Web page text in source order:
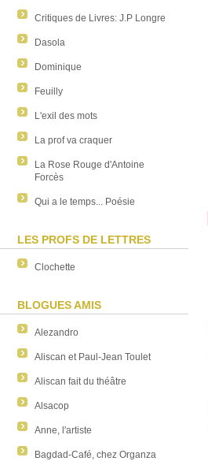
Critiques de Livres: J.P Longre
Dasola
Dominique
Feuilly
L'exil des mots
La prof va craquer
La Rose Rouge d'Antoine
Forcès
Qui a le temps... Poésie
LES PROFS DE LETTRES
Clochette
BLOGUES AMIS
Alezandro
Aliscan et Paul-Jean Toulet
Aliscan fait du théâtre
Alsacop
Anne, l'artiste
Bagdad-Café, chez Organza